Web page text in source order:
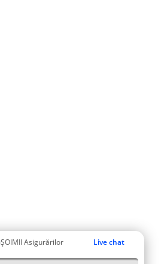
ȘOIMII Asigurărilor Live chat